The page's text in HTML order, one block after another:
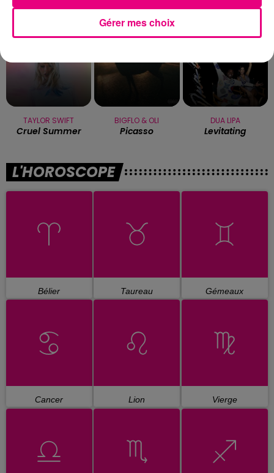
11h09
11h09
TAYLOR SWIFT
Cruel Summer
11h07
11h07
BIGFLO & OLI
Picasso
11h03
11h03
DUA LIPA
Levitating
L'HOROSCOPE
Bélier Taureau Gémeaux
Cancer Lion Vierge
Gérer mes choix